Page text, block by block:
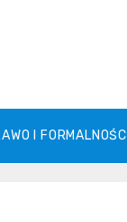
I FORMALNOŚCI